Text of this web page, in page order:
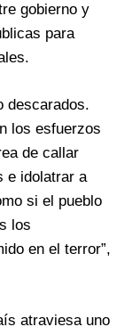
gobierno y
para
descarados.
los esfuerzos
de callar
e idolatrar a
si el pueblo
los
en el terror”,
atraviesa uno